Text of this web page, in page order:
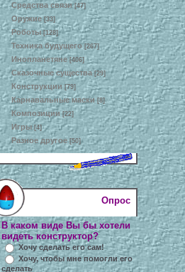
Средства связи [47]
Оружие [33]
Роботы [128]
Техника будущего [267]
Инопланетяне [406]
Сказочные существа [29]
Конструкции [79]
Карнавальные маски [8]
Композиции [22]
Игры [4]
Разное другое [50]
Опрос
В каком виде Вы бы хотели
видеть конструктор?
Хочу сделать его сам!
Хочу, чтобы мне помогли его
сделать